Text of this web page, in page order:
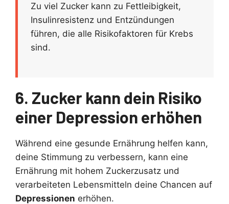
Zu viel Zucker kann zu Fettleibigkeit,
Insulinresistenz und Entzündungen
führen, die alle Risikofaktoren für Krebs
sind.
6. Zucker kann dein Risiko
einer Depression erhöhen
Während eine gesunde Ernährung helfen kann,
deine Stimmung zu verbessern, kann eine
Ernährung mit hohem Zuckerzusatz und
verarbeiteten Lebensmitteln deine Chancen auf
Depressionen erhöhen.